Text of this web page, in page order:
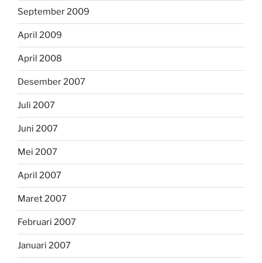
September 2009
April 2009
April 2008
Desember 2007
Juli 2007
Juni 2007
Mei 2007
April 2007
Maret 2007
Februari 2007
Januari 2007